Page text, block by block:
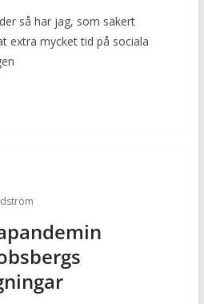
så har jag, som säkert
extra mycket tid på sociala